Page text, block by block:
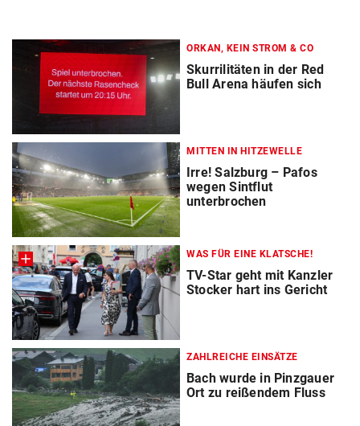
ORKAN, KEIN STROM & CO
Skurrilitäten in der Red
Bull Arena häufen sich
MITTEN IN HITZEWELLE
Irre! Salzburg – Pafos
wegen Sintflut
unterbrochen
WAS FÜR EINE KLATSCHE!
TV-Star geht mit Kanzler
Stocker hart ins Gericht
ZAHLREICHE EINSÄTZE
Bach wurde in Pinzgauer
Ort zu reißendem Fluss